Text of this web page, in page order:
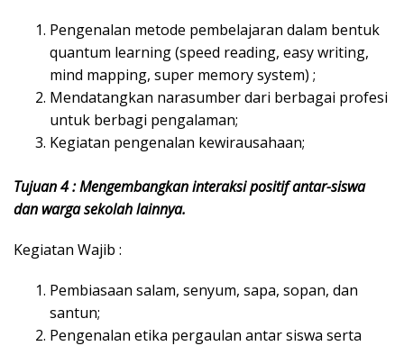
Pengenalan metode pembelajaran dalam bentuk
quantum learning (speed reading, easy writing,
mind mapping, super memory system) ;
Mendatangkan narasumber dari berbagai profesi
untuk berbagi pengalaman;
Kegiatan pengenalan kewirausahaan;
Tujuan 4 : Mengembangkan interaksi positif antar-siswa
dan warga sekolah lainnya.
Kegiatan Wajib :
Pembiasaan salam, senyum, sapa, sopan, dan
santun;
Pengenalan etika pergaulan antar siswa serta